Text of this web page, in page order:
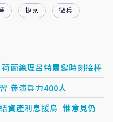
捷克 徵兵
蘭總理呂特關鍵時刻接棒
參演兵力400人
資產利息援烏 惟意見仍